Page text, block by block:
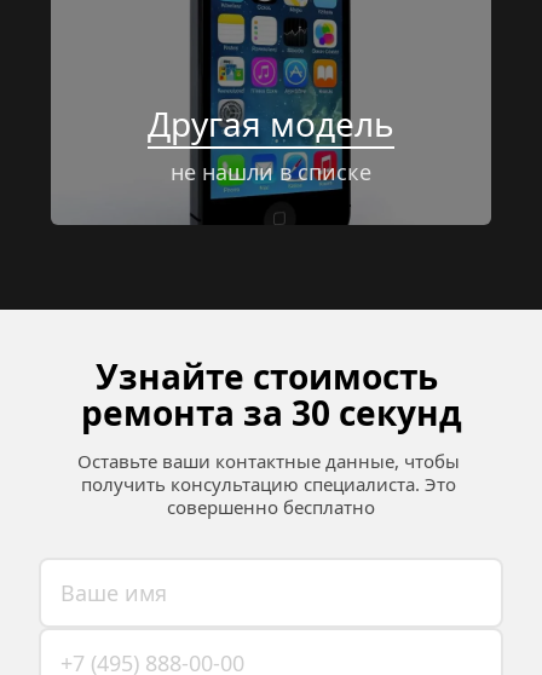
Другая модель
не нашли в списке
Узнайте стоимость
ремонта за 30 секунд
Оставьте ваши контактные данные, чтобы
получить консультацию специалиста. Это
совершенно бесплатно